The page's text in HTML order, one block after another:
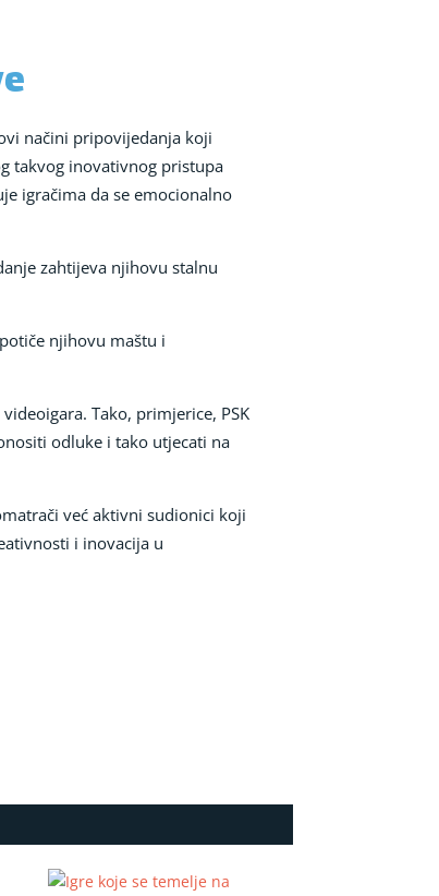
načini pripovijedanja koji
takvog inovativnog pristupa
igračima da se emocionalno
zahtijeva njihovu stalnu
njihovu maštu i
Tako, primjerice, PSK
odluke i tako utjecati na
već aktivni sudionici koji
i inovacija u